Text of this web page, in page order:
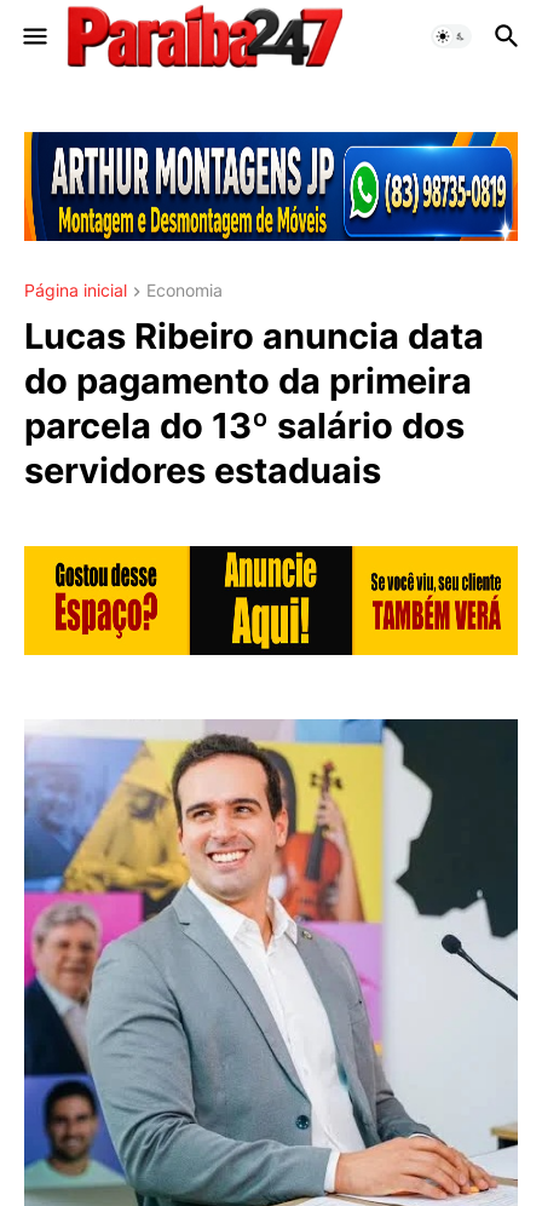
Página inicial Economia
Lucas Ribeiro anuncia data
do pagamento da primeira
parcela do 13º salário dos
servidores estaduais